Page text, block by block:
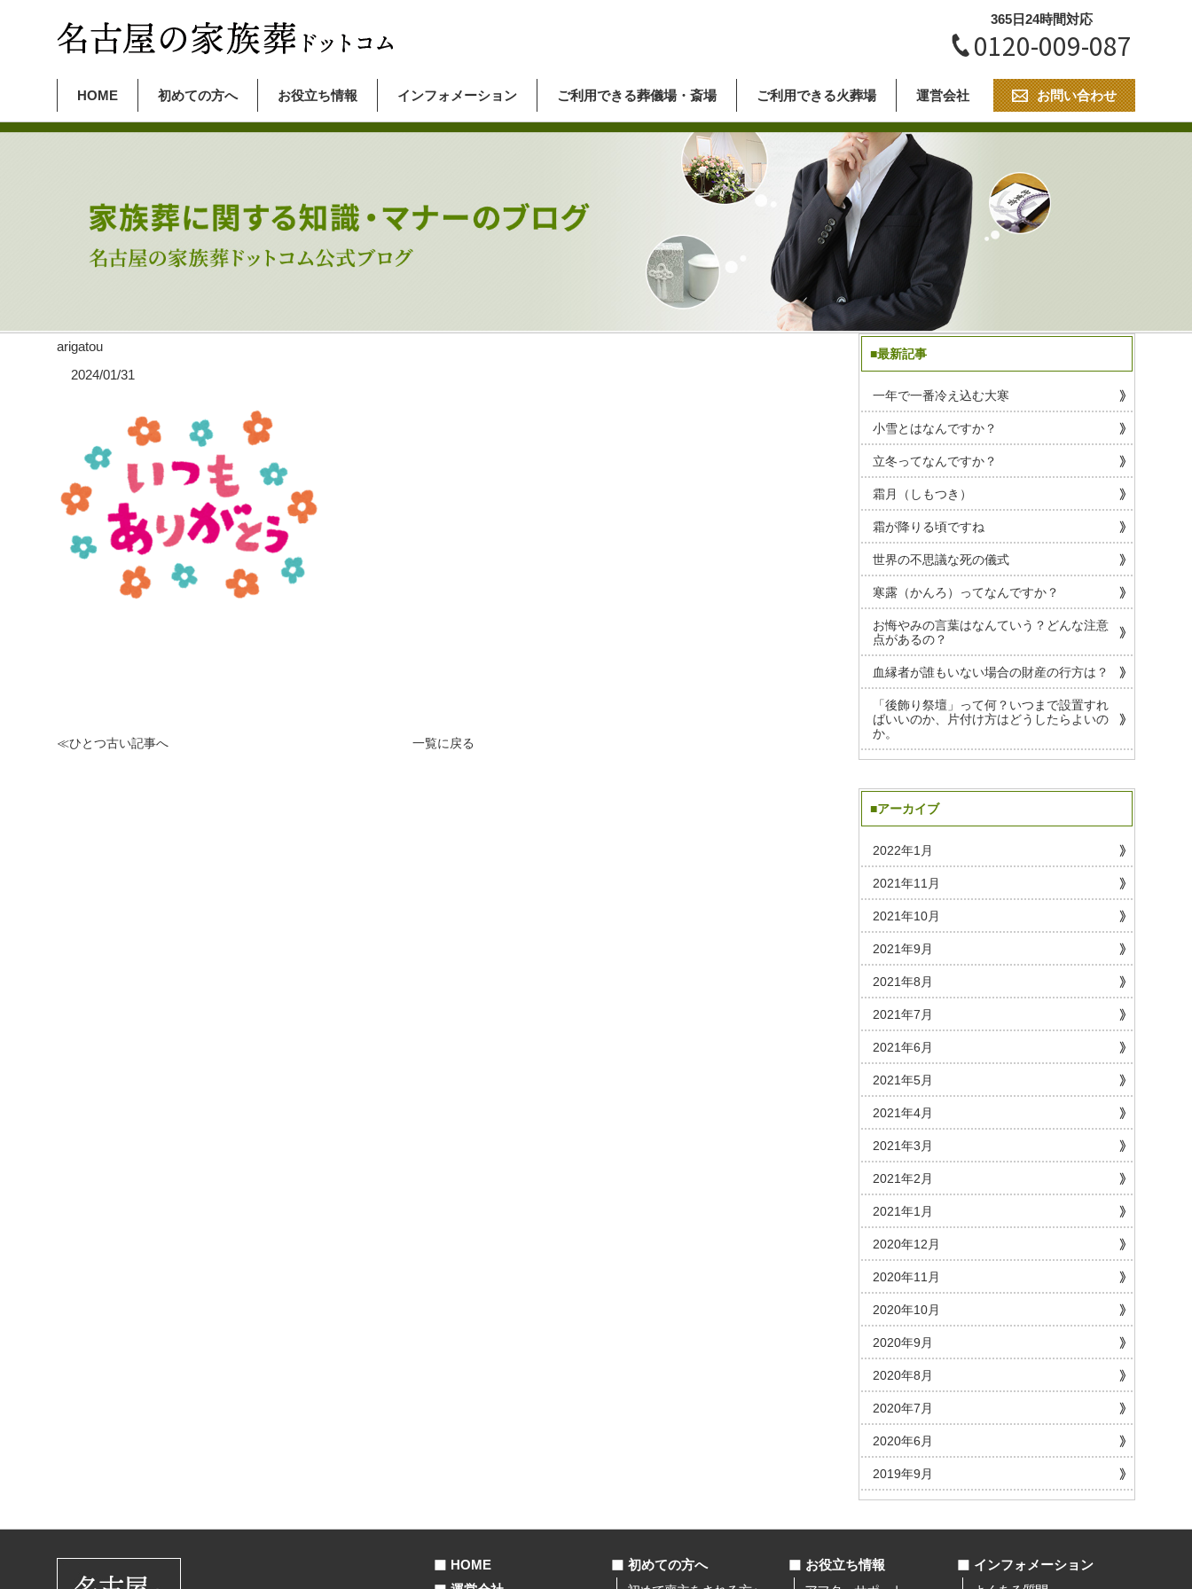
365日24時間対応
0120-009-087
HOME 初めての方へ お役立ち情報 インフォメーション ご利用できる葬儀場・斎場 ご利用できる火葬場 運営会社 お問い合わせ
arigatou
2024/01/31
≪ひとつ古い記事へ 一覧に戻る
■最新記事
一年で一番冷え込む大寒
小雪とはなんですか？
立冬ってなんですか？
霜月（しもつき）
霜が降りる頃ですね
世界の不思議な死の儀式
寒露（かんろ）ってなんですか？
お悔やみの言葉はなんていう？どんな注意
点があるの？
血縁者が誰もいない場合の財産の行方は？
「後飾り祭壇」って何？いつまで設置すれ
ばいいのか、片付け方はどうしたらよいの
か。
■アーカイブ
2022年1月
2021年11月
2021年10月
2021年9月
2021年8月
2021年7月
2021年6月
2021年5月
2021年4月
2021年3月
2021年2月
2021年1月
2020年12月
2020年11月
2020年10月
2020年9月
2020年8月
2020年7月
2020年6月
2019年9月
HOME
初めての方へ
お役立ち情報
インフォメーション